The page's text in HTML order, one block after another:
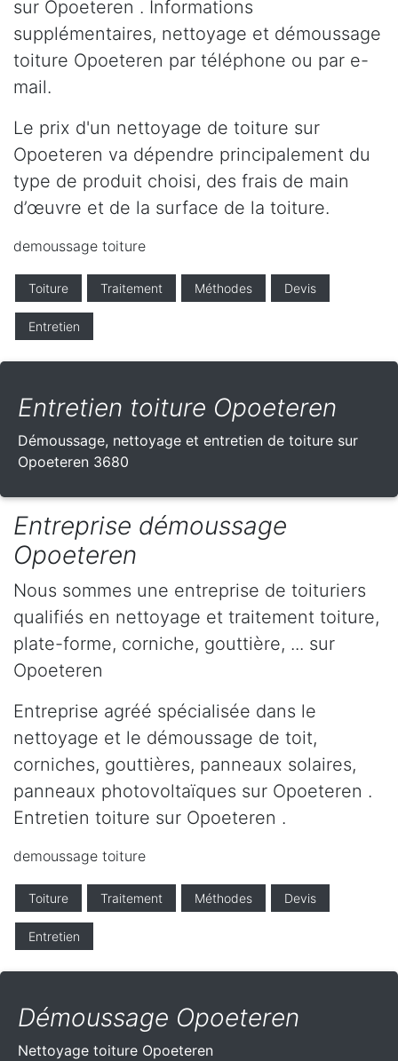
sur Opoeteren . Informations
supplémentaires, nettoyage et démoussage
toiture Opoeteren par téléphone ou par e-
mail.
Le prix d'un nettoyage de toiture sur
Opoeteren va dépendre principalement du
type de produit choisi, des frais de main
d’œuvre et de la surface de la toiture.
demoussage toiture
Toiture Traitement Méthodes Devis
Entretien
Entretien toiture Opoeteren
Démoussage, nettoyage et entretien de toiture sur
Opoeteren 3680
Entreprise démoussage
Opoeteren
Nous sommes une entreprise de toituriers
qualifiés en nettoyage et traitement toiture,
plate-forme, corniche, gouttière, ... sur
Opoeteren
Entreprise agréé spécialisée dans le
nettoyage et le démoussage de toit,
corniches, gouttières, panneaux solaires,
panneaux photovoltaïques sur Opoeteren .
Entretien toiture sur Opoeteren .
demoussage toiture
Toiture Traitement Méthodes Devis
Entretien
Démoussage Opoeteren
Nettoyage toiture Opoeteren